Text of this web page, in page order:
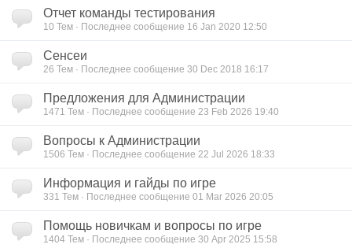
Отчет команды тестирования
10 Тем · Последнее сообщение 16 Jan 2020 12:50
Сенсеи
26 Тем · Последнее сообщение 30 Dec 2018 16:17
Предложения для Администрации
1471 Тем · Последнее сообщение 23 Feb 2026 19:40
Вопросы к Администрации
1506 Тем · Последнее сообщение 22 Jul 2026 18:33
Информация и гайды по игре
331 Тем · Последнее сообщение 01 Mar 2026 20:05
Помощь новичкам и вопросы по игре
1404 Тем · Последнее сообщение 30 Apr 2025 15:58